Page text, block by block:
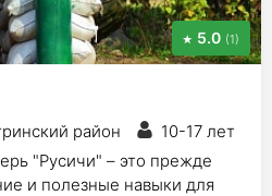
5.0 (1)
район
10-17 лет
"Русичи" – это прежде
и полезные навыки для